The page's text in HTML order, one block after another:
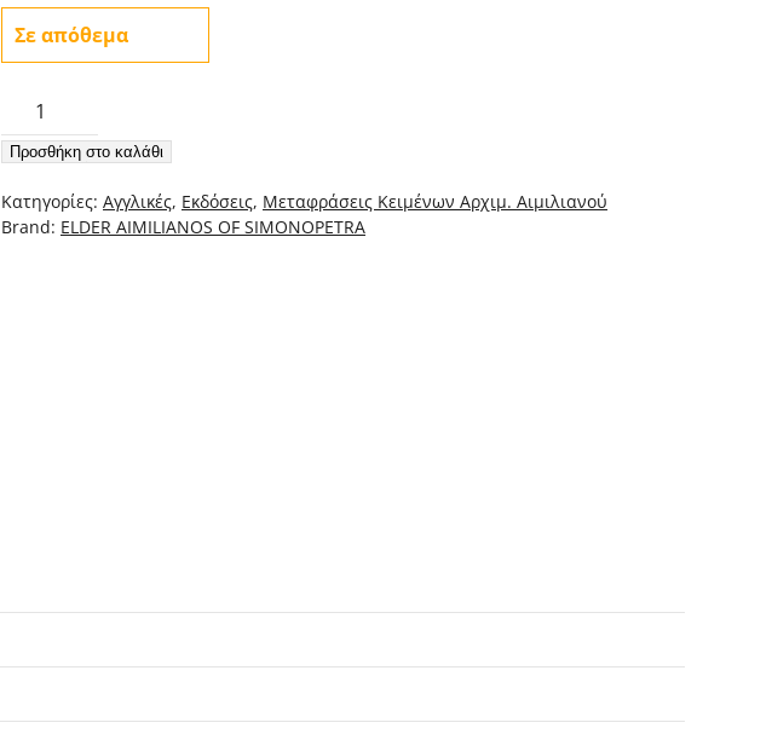
Σε απόθεμα
Church
At
–
Προσθήκη στο καλάθι
Κατηγορίες: Αγγλικές, Εκδόσεις, Μεταφράσεις Κειμένων Αρχιμ. Αιμιλιανού
Brand: ELDER AIMILIANOS OF SIMONOPETRA